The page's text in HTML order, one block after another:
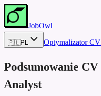
JobOwl
🇵🇱PL Optymalizator CV
Podsumowanie
Analyst